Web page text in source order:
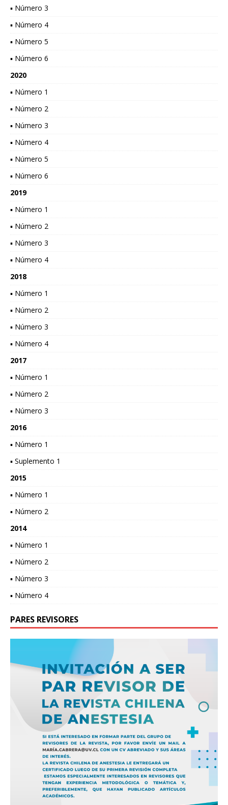
▪ Número 3
▪ Número 4
▪ Número 5
▪ Número 6
2020
▪ Número 1
▪ Número 2
▪ Número 3
▪ Número 4
▪ Número 5
▪ Número 6
2019
▪ Número 1
▪ Número 2
▪ Número 3
▪ Número 4
2018
▪ Número 1
▪ Número 2
▪ Número 3
▪ Número 4
2017
▪ Número 1
▪ Número 2
▪ Número 3
2016
▪ Número 1
▪ Suplemento 1
2015
▪ Número 1
▪ Número 2
2014
▪ Número 1
▪ Número 2
▪ Número 3
▪ Número 4
PARES REVISORES